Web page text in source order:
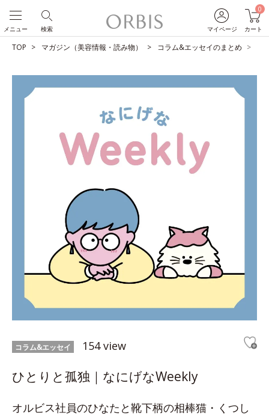
マイページ
0
カート
検索
メニュー
TOP マガジン（美容情報・読み物） コラム&エッセイのまとめ
コラム&エッセイ 154 view
ひとりと孤独｜なにげなWeekly
オルビス社員のひなたと靴下柄の相棒猫・くつし